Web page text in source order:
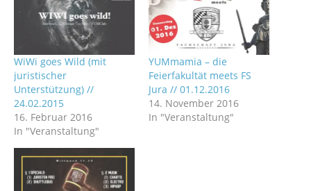
WiWi goes Wild (mit
juristischer
Unterstützung) //
24.02.2015
16. Februar 2016
In "Veranstaltung"
YUMmamia – die
Feierfakultät meets FS
Jura // 01.12.2016
14. November 2016
In "Veranstaltung"